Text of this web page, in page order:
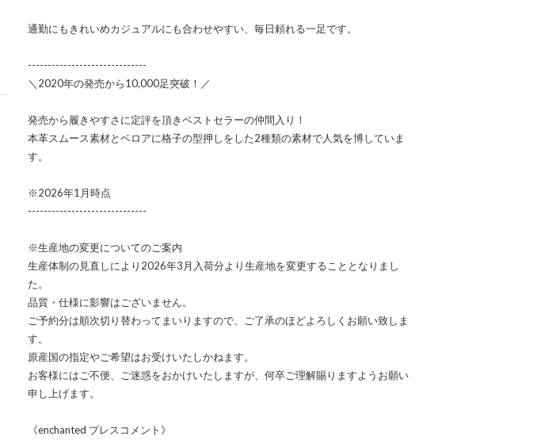
通勤にもきれいめカジュアルにも合わせやすい、毎日頼れる一足です。
------------------------------
＼2020年の発売から10,000足突破！／
発売から履きやすさに定評を頂きベストセラーの仲間入り！
本革スムース素材とベロアに格子の型押しをした2種類の素材で人気を博していま
す。
※2026年1月時点
------------------------------
※生産地の変更についてのご案内
生産体制の見直しにより2026年3月入荷分より生産地を変更することとなりまし
た。
品質・仕様に影響はございません。
ご予約分は順次切り替わってまいりますので、ご了承のほどよろしくお願い致しま
す。
原産国の指定やご希望はお受けいたしかねます。
お客様にはご不便、ご迷惑をおかけいたしますが、何卒ご理解賜りますようお願い
申し上げます。
《enchanted プレスコメント》